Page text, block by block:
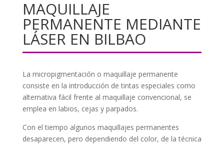
MAQUILLAJE
PERMANENTE MEDIANTE
LÁSER EN BILBAO
La micropigmentación o maquillaje permanente
consiste en la introducción de tintas especiales como
alternativa fácil frente al maquillaje convencional, se
emplea en labios, cejas y parpados.
Con el tiempo algunos maquillajes permanentes
desaparecen, pero dependiendo del color, de la técnica